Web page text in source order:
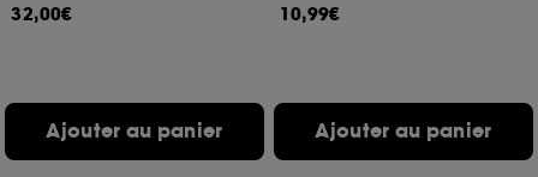
32,00€
Ajouter au panier
10,99€
Ajouter au panier